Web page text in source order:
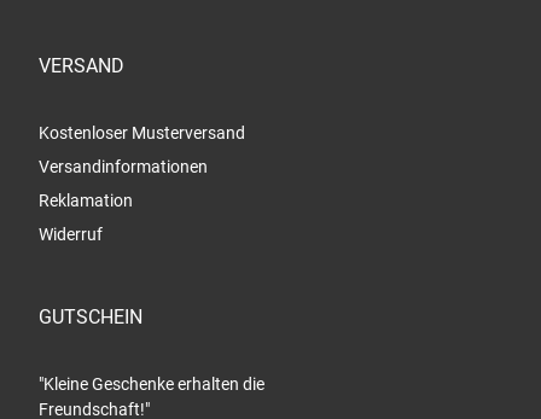
VERSAND
Kostenloser Musterversand
Versandinformationen
Reklamation
Widerruf
GUTSCHEIN
"Kleine Geschenke erhalten die
Freundschaft!"